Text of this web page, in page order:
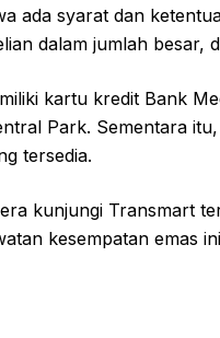
ada syarat dan
dalam jumlah besar,
kartu kredit Bank
Park. Sementara
tersedia.
kunjungi Transmart
kesempatan emas